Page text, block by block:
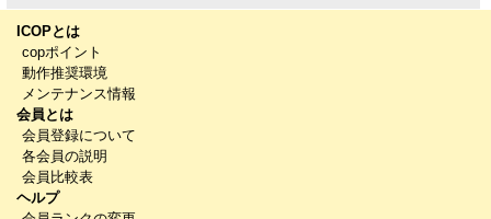
ICOPとは
copポイント
動作推奨環境
メンテナンス情報
会員とは
会員登録について
各会員の説明
会員比較表
ヘルプ